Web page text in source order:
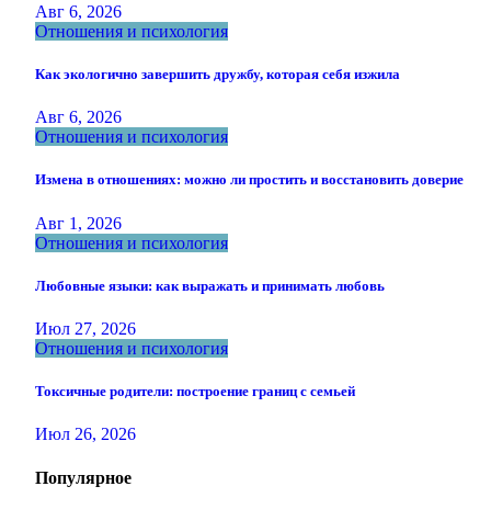
Авг 6, 2026
Отношения и психология
Как экологично завершить дружбу, которая себя изжила
Авг 6, 2026
Отношения и психология
Измена в отношениях: можно ли простить и восстановить доверие
Авг 1, 2026
Отношения и психология
Любовные языки: как выражать и принимать любовь
Июл 27, 2026
Отношения и психология
Токсичные родители: построение границ с семьей
Июл 26, 2026
Популярное